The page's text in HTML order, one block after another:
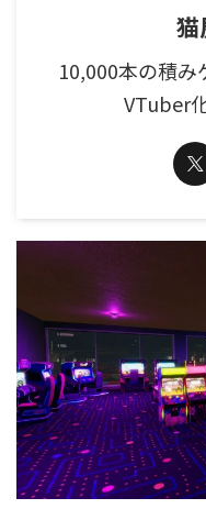
猫
10,000本の積み
VTuber